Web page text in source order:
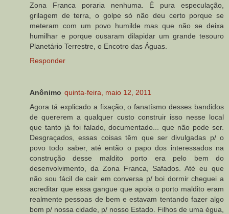
Zona Franca poraria nenhuma. É pura especulação,
grilagem de terra, o golpe só não deu certo porque se
meteram com um povo humilde mas que não se deixa
humilhar e porque ousaram dilapidar um grande tesouro
Planetário Terrestre, o Encotro das Águas.
Responder
Anônimo quinta-feira, maio 12, 2011
Agora tá explicado a fixação, o fanatísmo desses bandidos
de quererem a qualquer custo construir isso nesse local
que tanto já foi falado, documentado... que não pode ser.
Desgraçados, essas coisas têm que ser divulgadas p/ o
povo todo saber, até então o papo dos interessados na
construção desse maldito porto era pelo bem do
desenvolvimento, da Zona Franca, Safados. Até eu que
não sou fácil de cair em conversa p/ boi dormir cheguei a
acreditar que essa gangue que apoia o porto maldito eram
realmente pessoas de bem e estavam tentando fazer algo
bom p/ nossa cidade, p/ nosso Estado. Filhos de uma égua,